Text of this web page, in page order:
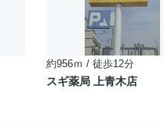
約956ｍ / 徒歩12分
スギ薬局 上青木店